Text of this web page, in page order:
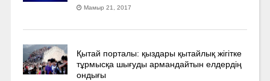
Мамыр 21, 2017
Қытай порталы: қыздары қытайлық жігітке
тұрмысқа шығуды армандайтын елдердің
ондығы